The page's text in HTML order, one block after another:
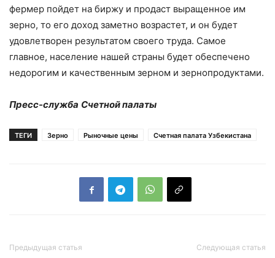
фермер пойдет на биржу и продаст выращенное им
зерно, то его доход заметно возрастет, и он будет
удовлетворен результатом своего труда. Самое
главное, население нашей страны будет обеспечено
недорогим и качественным зерном и зернопродуктами.
Пресс-служба Счетной палаты
ТЕГИ Зерно Рыночные цены Счетная палата Узбекистана
Предыдущая статья Следующая статья